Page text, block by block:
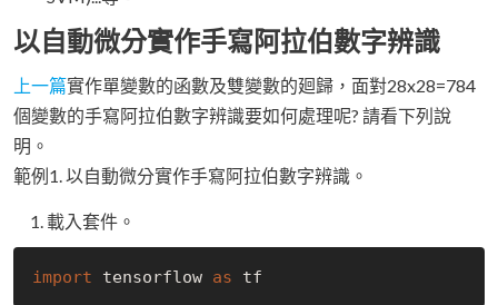
以自動微分實作手寫阿拉伯數字辨識
上一篇實作單變數的函數及雙變數的廻歸，面對28x28=784
個變數的手寫阿拉伯數字辨識要如何處理呢? 請看下列說
明。
範例1. 以自動微分實作手寫阿拉伯數字辨識。
載入套件。
import tensorflow as